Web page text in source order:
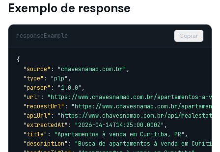
Exemplo de response
responseExample Copiar
{
"source" : "chavesnamao.com.br" ,
"type" : "plp" ,
"parser" : "1.0.0" ,
"url" : "https://www.chavesnamao.com.br/apartamentos-a-
"requestUrl" : "https://www.chavesnamao.com.br/
"apiUrl" : "https://www.chavesnamao.com.br/api/
"extractedAt" : "2026-04-14T14:25:00.000Z" ,
"title" : "Apartamentos à venda em Curitiba, PR" ,
"description" : "Busca de apartamentos à venda em